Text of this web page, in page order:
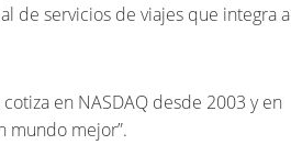
de servicios de viajes que integra a
en NASDAQ desde 2003 y en
mundo mejor”.